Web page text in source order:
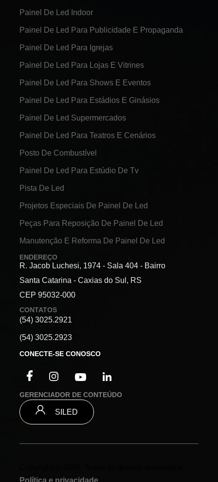
Painel De Led Indoor
Painel De Led Para Publicidade E Propaganda
Painel De Led Para Igrejas
Painel De Led Para Lojas E Vitrines
Painel De Led Para Shows E Eventos
Painel De Led Para Estádios E Ginásios
Painel De Led Supermercados
Painel De Led Para Teatros E Cenários
Posto De Combustível
Painel De Led Para Estúdio De Tv
Pista De Led
Projetos Especiais De Painel De Led
Peças Para Reposição De Painel De Led
Manutenção E Reforma De Painel De Led
ENDEREÇO
R. Jacob Luchesi, 1974 - Sala 404 - Bairro
Santa Catarina - Caxias do Sul, RS
CEP 95032-000
CONTATOS
(54) 3025.2921
(54) 3025.2923
CONECTE-SE CONOSCO
GERENCIADOR DE CONTEÚDO
SILED